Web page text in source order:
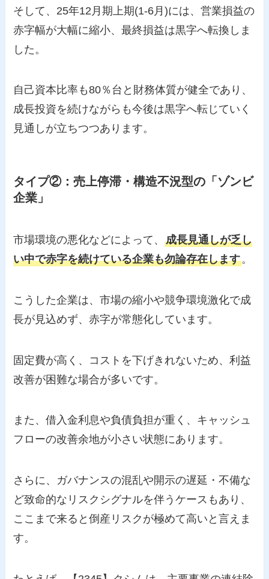
そして、25年12月期上期(1-6月)には、営業損益の
赤字幅が大幅に縮小、最終損益は黒字へ転換しま
した。
自己資本比率も80％台と財務体質が健全であり、
成長投資を続けながらも今後は黒字へ転じていく
見通しが立ちつつあります。
タイプ②：売上停滞・構造不況型の「ゾンビ
企業」
市場環境の悪化などによって、成長見通しが乏し
い中で赤字を続けている企業も勿論存在します。
こうした企業は、市場の縮小や競争環境激化で成
長が見込めず、赤字が常態化しています。
固定費が高く、コストを下げきれないため、利益
改善が困難な場合が多いです。
また、借入金利息や負債負担が重く、キャッシュ
フローの改善余地が小さい状態にあります。
さらに、ガバナンスの混乱や開示の遅延・不備な
ど致命的なリスクシグナルを伴うケースもあり、
ここまで来ると倒産リスクが極めて高いと言えま
す。